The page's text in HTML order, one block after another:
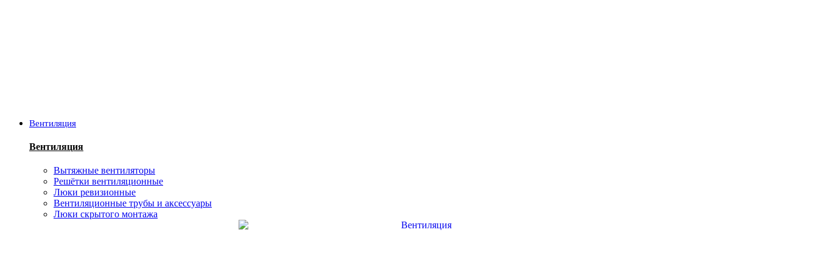
Вентиляция
Вентиляция
Вытяжные вентиляторы
Решётки вентиляционные
Люки ревизионные
Вентиляционные трубы и аксессуары
Люки скрытого монтажа